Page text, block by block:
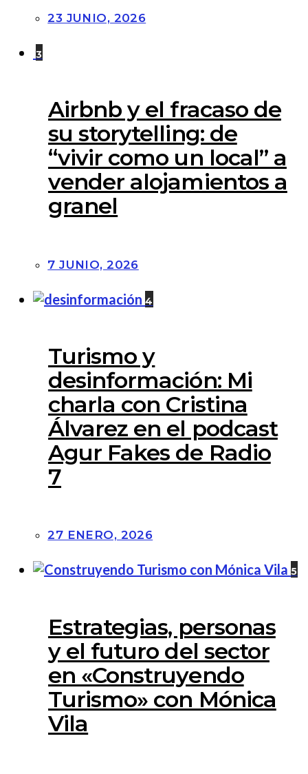
23 JUNIO, 2026
3
Airbnb y el fracaso de
su storytelling: de
“vivir como un local” a
vender alojamientos a
granel
7 JUNIO, 2026
4
Turismo y
desinformación: Mi
charla con Cristina
Álvarez en el podcast
Agur Fakes de Radio
7
27 ENERO, 2026
5
Estrategias, personas
y el futuro del sector
en «Construyendo
Turismo» con Mónica
Vila